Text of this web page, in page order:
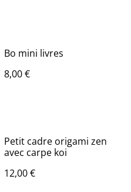
Bo mini livres
8,00 €
Petit cadre origami zen
avec carpe koi
12,00 €